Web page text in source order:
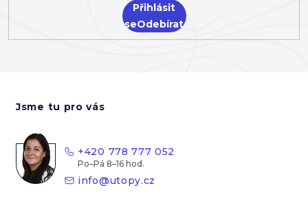
Přihlásit
se
Jsme tu pro vás
+420 778 777 052
info@utopy.cz